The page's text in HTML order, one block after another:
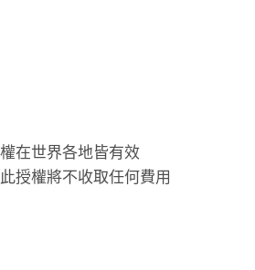
在世界各地皆有效
授權將不收取任何費用